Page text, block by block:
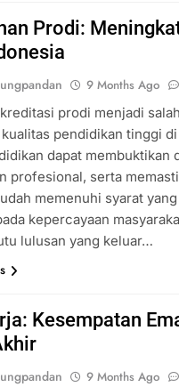
Prodi:
9 Months Ago
prodi menjadi
pendidikan tinggi
dapat membuktikan
profesional, serta
memenuhi syarat
kepercayaan
lulusan yang keluar…
Kesempatan
9 Months Ago